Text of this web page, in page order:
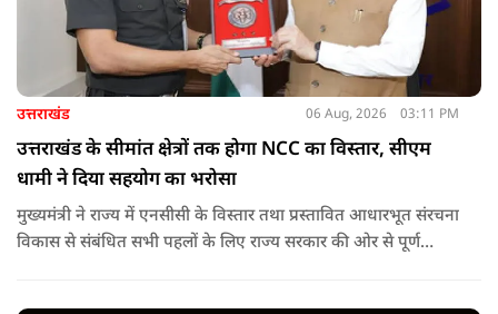
उत्तराखंड 06 Aug, 2026 03:11 PM
उत्तराखंड के सीमांत क्षेत्रों तक होगा NCC का विस्तार, सीएम
धामी ने दिया सहयोग का भरोसा
मुख्यमंत्री ने राज्य में एनसीसी के विस्तार तथा प्रस्तावित आधारभूत संरचना
विकास से संबंधित सभी पहलों के लिए राज्य सरकार की ओर से पूर्ण